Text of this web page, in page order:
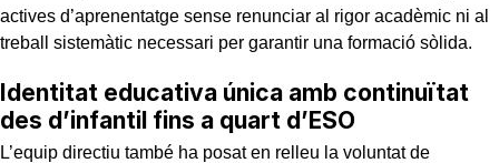
actives d’aprenentatge sense renunciar al rigor acadèmic ni al
treball sistemàtic necessari per garantir una formació sòlida.
Identitat educativa única amb continuïtat
des d’infantil fins a quart d’ESO
L’equip directiu també ha posat en relleu la voluntat de